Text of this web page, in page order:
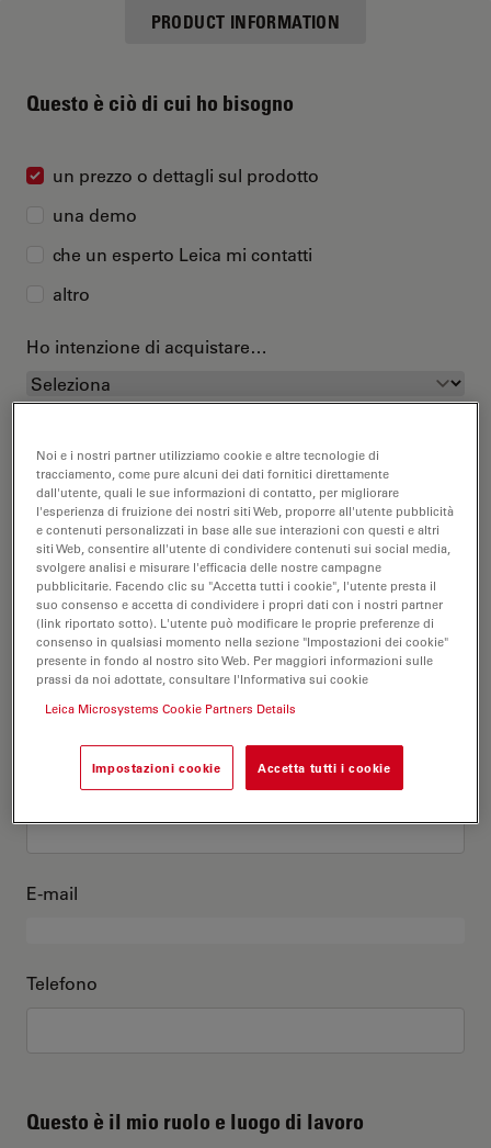
PRODUCT INFORMATION
Questo è ciò di cui ho bisogno
un prezzo o dettagli sul prodotto
una demo
che un esperto Leica mi contatti
altro
Ho intenzione di acquistare…
Questo sono io
Titolo accademico
Nome
Cognome
E-mail
Telefono
Questo è il mio ruolo e luogo di lavoro
Noi e i nostri partner utilizziamo cookie e altre tecnologie di
tracciamento, come pure alcuni dei dati fornitici direttamente
dall'utente, quali le sue informazioni di contatto, per migliorare
l'esperienza di fruizione dei nostri siti Web, proporre all'utente pubblicità
e contenuti personalizzati in base alle sue interazioni con questi e altri
siti Web, consentire all'utente di condividere contenuti sui social media,
svolgere analisi e misurare l'efficacia delle nostre campagne
pubblicitarie. Facendo clic su "Accetta tutti i cookie", l'utente presta il
suo consenso e accetta di condividere i propri dati con i nostri partner
(link riportato sotto). L'utente può modificare le proprie preferenze di
consenso in qualsiasi momento nella sezione "Impostazioni dei cookie"
presente in fondo al nostro sito Web. Per maggiori informazioni sulle
prassi da noi adottate, consultare l'Informativa sui cookie
Leica Microsystems Cookie Partners Details
Impostazioni cookie Accetta tutti i cookie